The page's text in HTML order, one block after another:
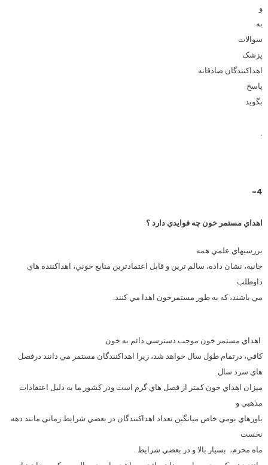
و
به
سوالات
پزشک
اهداکنندگان صادقانه
پاسخ
بگويد
.
4-
اهداي مستمر خون چه فوايدي دارد ؟
بررسيهاي علمي همه
جانبه، نشان داده، سالم ترين و قابل اعتمادترين منابع خوني، اهداكننده هاي
داوطلب
مي باشند، كه به طور مستمرخون اهدا مي كنند.
اهداي مستمر خون موجب دسترسي دائم به خون
كافي، درتمام طول سال خواهد شد، زيرا اهداكنندگان مستمر مي دانند درفصل
هاي سرد سال
ميزان اهداي خون كمتر از فصل هاي گرم است ودر كشور ما به دليل اعتقادات
مذهبي و
باورهاي بومي خاص ميانگين تعداد اهداكنندگان در بعضي شرايط زماني مانند دهه
نخست
ماه محرم، بسيار بالا و در بعضي شرايط